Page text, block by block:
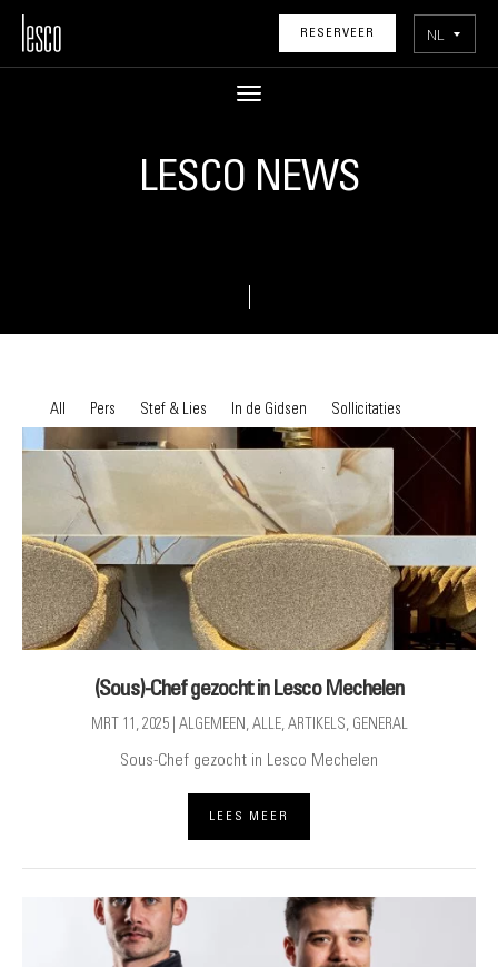
RESERVEER NL
LESCO NEWS
All Pers Stef & Lies In de Gidsen Sollicitaties
(Sous)-Chef gezocht in Lesco Mechelen
MRT 11, 2025| ALGEMEEN, ALLE, ARTIKELS, GENERAL
Sous-Chef gezocht in Lesco Mechelen
LEES MEER